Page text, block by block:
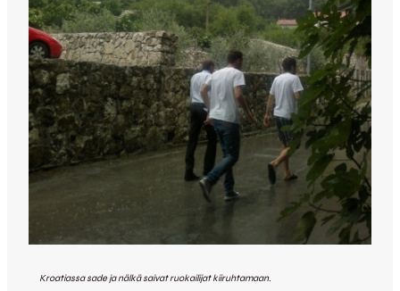
Kroatiassa sade ja nälkä saivat ruokailijat kiiruhtamaan.